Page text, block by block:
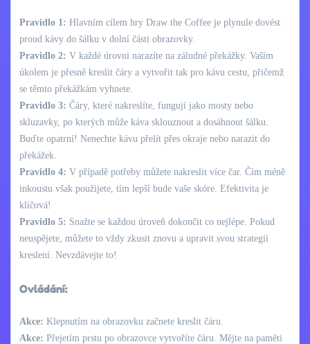
Pravidlo 1: Hlavním cílem hry Draw the Coffee je plynule dovést
proud kávy do šálku v dolní části obrazovky.
Pravidlo 2: V každé úrovni narazíte na záludné překážky. Vaším
úkolem je přesně kreslit čáry a vytvořit tak pro kávu cestu, přičemž
se těmto překážkám vyhnete.
Pravidlo 3: Čáry, které nakreslíte, fungují jako mosty nebo
skluzavky, po kterých může káva sklouznout a dosáhnout šálku.
Buďte opatrní! Nenechte kávu přelít přes okraje nebo narazit do
překážek.
Pravidlo 4: V případě potřeby můžete nakreslit více čar. Čím méně
inkoustu však použijete, tím lepší bude vaše skóre. Efektivita je
klíčová!
Pravidlo 5: Snažte se každou úroveň dokončit co nejlépe. Pokud
neuspějete, můžete to vždy zkusit znovu a upravit svou strategii
kreslení. Nevzdávejte to!
Ovládání:
Akce: Klepnutím na obrazovku začnete kreslit čáru.
Akce: Přejetím prstu po obrazovce vytvoříte čáru. Mějte na paměti